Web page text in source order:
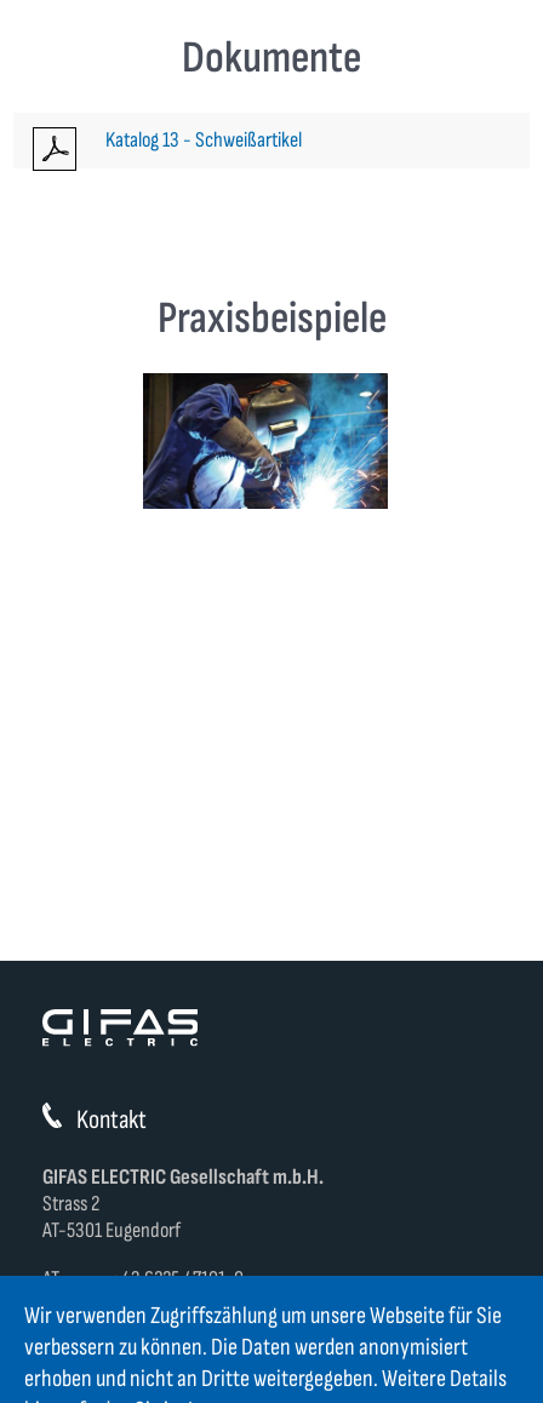
Dokumente
Katalog 13 - Schweißartikel
Praxisbeispiele
Kontakt
GIFAS ELECTRIC Gesellschaft m.b.H.
Strass 2
AT-5301 Eugendorf
AT
+43 6225 / 7191-0
DE
+49 8654 404 2000
verkauf@gifas.at
Wir verwenden Zugriffszählung um unsere Webseite für Sie
verbessern zu können. Die Daten werden anonymisiert
erhoben und nicht an Dritte weitergegeben. Weitere Details